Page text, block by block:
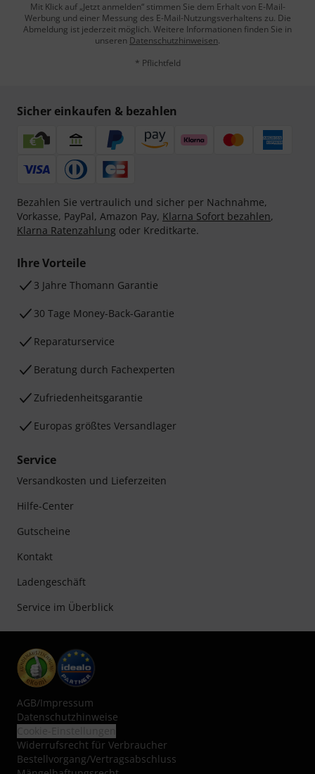
Mit Klick auf „Jetzt anmelden“ stimmen Sie dem Erhalt von E-Mail-
Werbung und einer Messung des E-Mail-Nutzungsverhaltens zu. Die
Abmeldung ist jederzeit möglich. Weitere Informationen finden Sie in
unseren Datenschutzhinweisen.
* Pflichtfeld
Sicher einkaufen & bezahlen
Bezahlen Sie vertraulich und sicher per Nachnahme,
Vorkasse, PayPal, Amazon Pay, Klarna Sofort bezahlen,
Klarna Ratenzahlung oder Kreditkarte.
Ihre Vorteile
3 Jahre Thomann Garantie
30 Tage Money-Back-Garantie
Reparaturservice
Beratung durch Fachexperten
Zufriedenheitsgarantie
Europas größtes Versandlager
Service
Versandkosten und Lieferzeiten
Hilfe-Center
Gutscheine
Kontakt
Ladengeschäft
Service im Überblick
AGB/Impressum
Datenschutzhinweise
Widerrufsrecht für Verbraucher
Bestellvorgang/Vertragsabschluss